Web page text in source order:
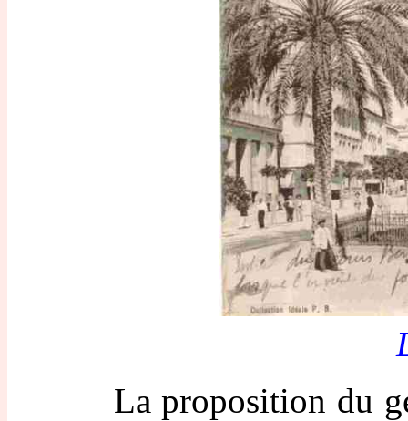
La proposition du